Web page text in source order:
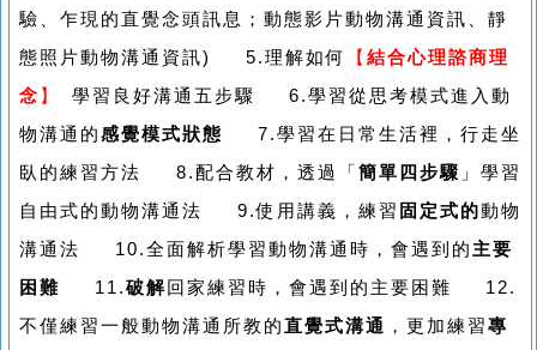
驗、乍現的直覺念頭訊息；動態影片動物溝通資訊、靜
態照片動物溝通資訊) 5.理解如何
【 結合心理諮商理
念 】
學習良好溝通五步驟 6.學習從思考模式進入動
物溝通的感覺模式狀態
7.學習在日常生活裡，行走坐
臥的練習方法 8.配合教材，透過「 簡單四步驟 」學習
自由式的動物溝通法 9.使用講義，練習 固定式的動物
溝通法 10.全面解析學習動物溝通時，會遇到的 主要
困難 11.破解回家練習時，會遇到的主要困難 12.
不僅練習一般動物溝通所教的直覺式溝通 ，更加練習專